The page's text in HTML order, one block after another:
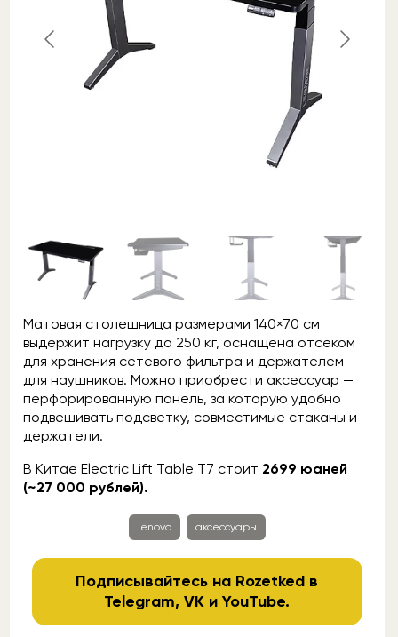
Матовая столешница размерами 140×70 см
выдержит нагрузку до 250 кг, оснащена отсеком
для хранения сетевого фильтра и держателем
для наушников. Можно приобрести аксессуар —
перфорированную панель, за которую удобно
подвешивать подсветку, совместимые стаканы и
держатели.
В Китае Electric Lift Table T7 стоит 2699 юаней
(~27 000 рублей).
lenovo аксессуары
Подписывайтесь на Rozetked в
Telegram,VK иYouTube.